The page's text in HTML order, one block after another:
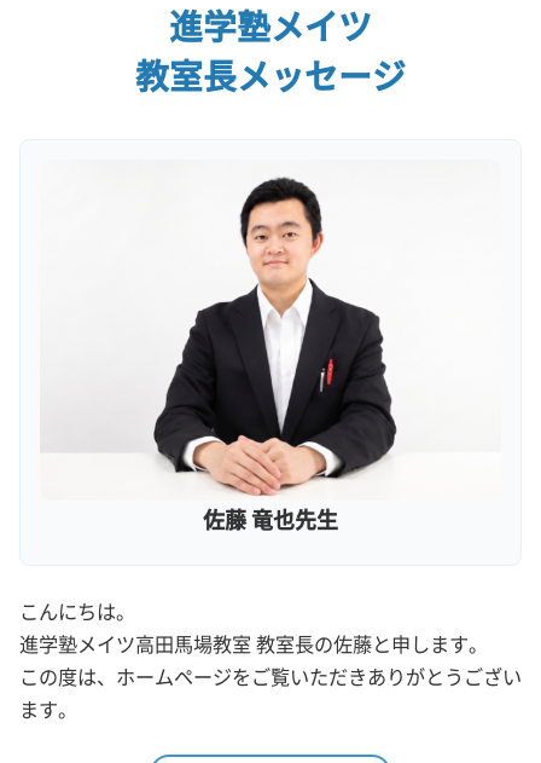
進学塾メイツ
教室長メッセージ
佐藤 竜也先生
こんにちは。
進学塾メイツ高田馬場教室 教室長の佐藤と申します。
この度は、ホームページをご覧いただきありがとうござい
ます。